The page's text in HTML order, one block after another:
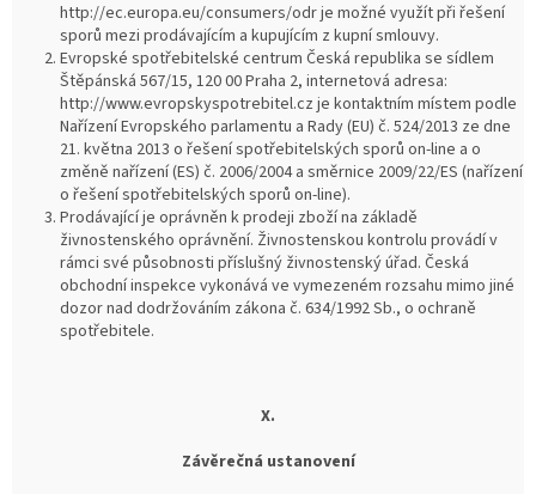
http://ec.europa.eu/consumers/odr je možné využít při řešení
sporů mezi prodávajícím a kupujícím z kupní smlouvy.
Evropské spotřebitelské centrum Česká republika se sídlem
Štěpánská 567/15, 120 00 Praha 2, internetová adresa:
http://www.evropskyspotrebitel.cz je kontaktním místem podle
Nařízení Evropského parlamentu a Rady (EU) č. 524/2013 ze dne
21. května 2013 o řešení spotřebitelských sporů on-line a o
změně nařízení (ES) č. 2006/2004 a směrnice 2009/22/ES (nařízení
o řešení spotřebitelských sporů on-line).
Prodávající je oprávněn k prodeji zboží na základě
živnostenského oprávnění. Živnostenskou kontrolu provádí v
rámci své působnosti příslušný živnostenský úřad. Česká
obchodní inspekce vykonává ve vymezeném rozsahu mimo jiné
dozor nad dodržováním zákona č. 634/1992 Sb., o ochraně
spotřebitele.
X.
Závěrečná ustanovení